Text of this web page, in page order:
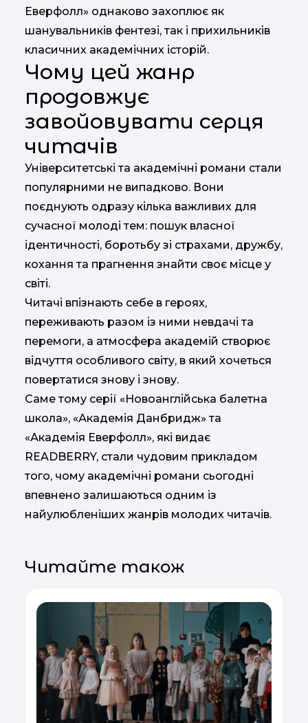
Еверфолл» однаково захоплює як
шанувальників фентезі, так і прихильників
класичних академічних історій.
Чому цей жанр
продовжує
завойовувати серця
читачів
Університетські та академічні романи стали
популярними не випадково. Вони
поєднують одразу кілька важливих для
сучасної молоді тем: пошук власної
ідентичності, боротьбу зі страхами, дружбу,
кохання та прагнення знайти своє місце у
світі.
Читачі впізнають себе в героях,
переживають разом із ними невдачі та
перемоги, а атмосфера академій створює
відчуття особливого світу, в який хочеться
повертатися знову і знову.
Саме тому серії «Новоанглійська балетна
школа», «Академія Данбридж» та
«Академія Еверфолл», які видає
READBERRY, стали чудовим прикладом
того, чому академічні романи сьогодні
впевнено залишаються одним із
найулюбленіших жанрів молодих читачів.
Читайте також